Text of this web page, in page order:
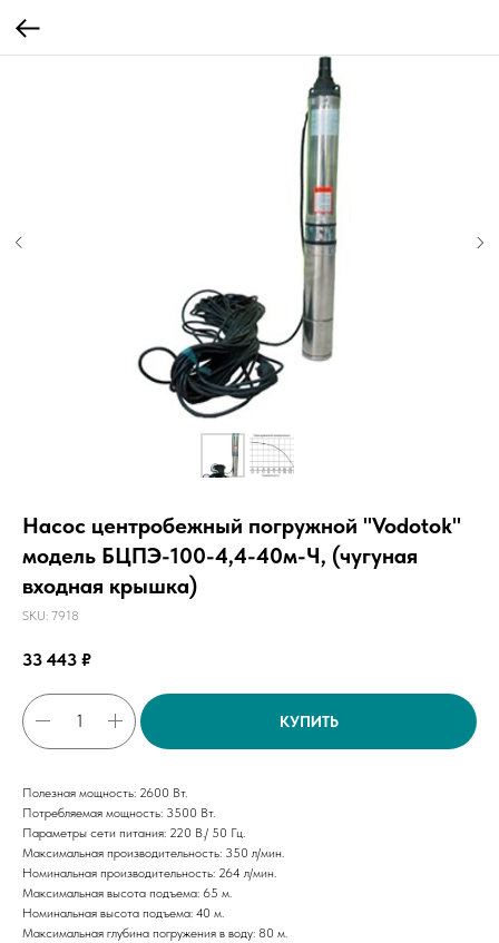
Насос центробежный погружной "Vodotok"
модель БЦПЭ-100-4,4-40м-Ч, (чугуная
входная крышка)
SKU: 7918
33 443 ₽
КУПИТЬ
Полезная мощность: 2600 Вт.
Потребляемая мощность: 3500 Вт.
Параметры сети питания: 220 В./ 50 Гц.
Максимальная производительность: 350 л/мин.
Номинальная производительность: 264 л/мин.
Максимальная высота подъема: 65 м.
Номинальная высота подъема: 40 м.
Максимальная глубина погружения в воду: 80 м.